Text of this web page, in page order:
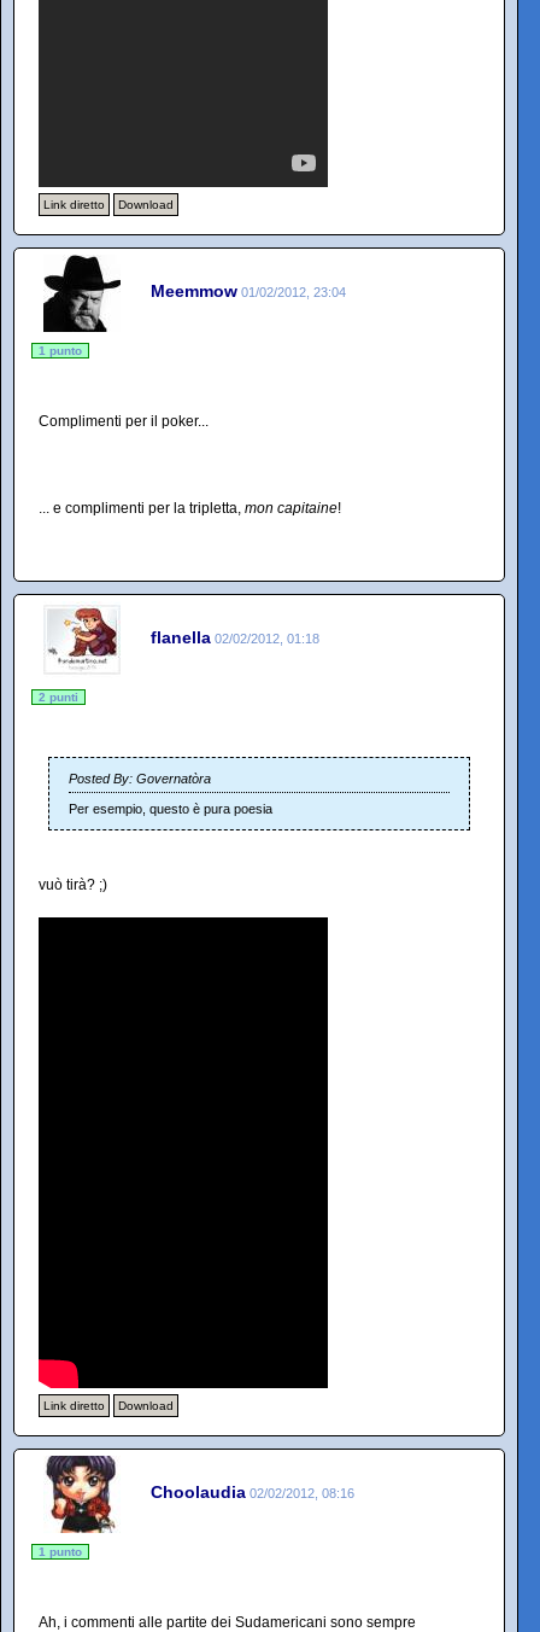
Link diretto Download
Meemmow 01/02/2012, 23:04
1 punto
Complimenti per il poker...
... e complimenti per la tripletta, mon capitaine!
flanella 02/02/2012, 01:18
2 punti
Posted By: Governatòra
Per esempio, questo è pura poesia
vuò tirà? ;)
Link diretto Download
Choolaudia 02/02/2012, 08:16
1 punto
Ah, i commenti alle partite dei Sudamericani sono sempre